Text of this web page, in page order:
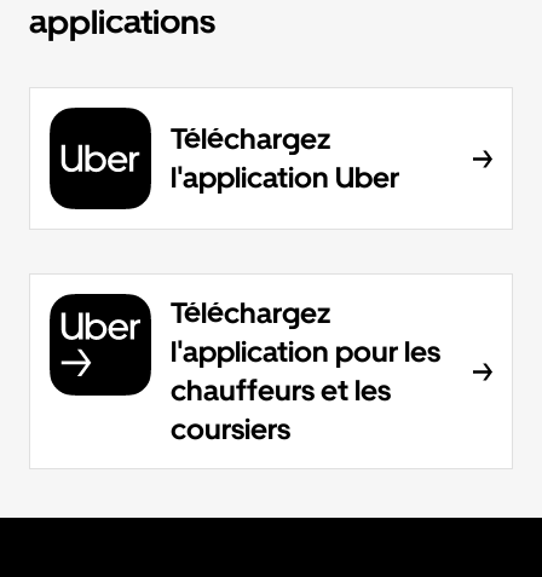
applications
Téléchargez
l'application Uber
Téléchargez
l'application pour les
chauffeurs et les
coursiers